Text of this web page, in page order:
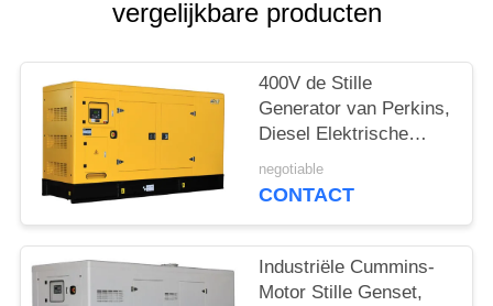
vergelijkbare producten
400V de Stille
Generator van Perkins,
Diesel Elektrische
Generatorreeks
negotiable
CONTACT
Industriële Cummins-
Motor Stille Genset,